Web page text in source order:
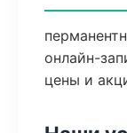
онлайн-
цены и